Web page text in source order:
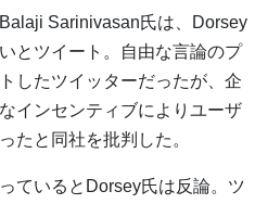
Sarinivasan氏は、Dorsey
とツイート。自由な言論のプ
したツイッターだったが、企
インセンティブによりユーザ
たと同社を批判した。
ているとDorsey氏は反論。ツ